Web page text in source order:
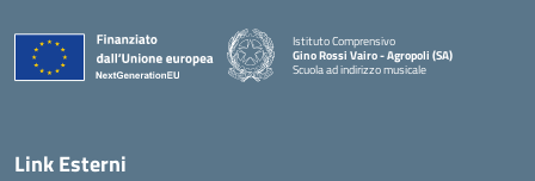
Istituto Comprensivo
Gino Rossi Vairo - Agropoli (SA)
Scuola ad indirizzo musicale
Link Esterni